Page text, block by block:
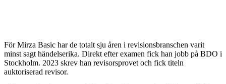
För Mirza Basic har de totalt sju åren i revisionsbranschen varit
minst sagt händelserika. Direkt efter examen fick han jobb på BDO i
Stockholm. 2023 skrev han revisorsprovet och fick titeln
auktoriserad revisor.